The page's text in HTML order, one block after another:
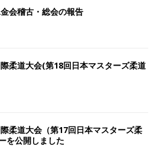
会稽古・総会の報告
柔道大会(第18回日本マスターズ柔道
柔道大会（第17回日本マスターズ柔
を公開しました